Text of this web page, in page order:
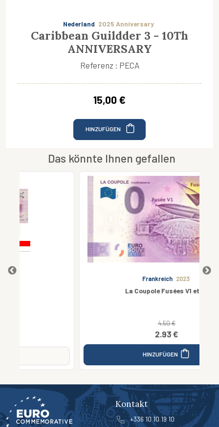
Nederland 2025 Anniversary
Caribbean Guildder 3 - 10Th
ANNIVERSARY
Referenz : PECA
15,00 €
HINZUFÜGEN
Das könnte Ihnen gefallen
La Coupole Fusées V1 et V2
Kontakt
+336 10 10 19 10